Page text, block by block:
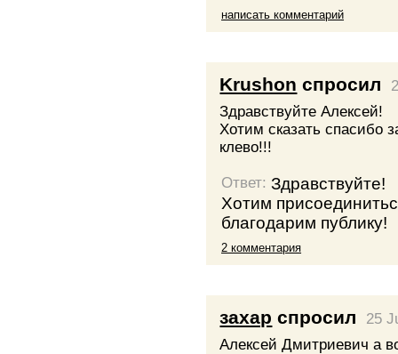
написать комментарий
Krushon спросил
Здравствуйте Алексей!
Хотим сказать спасибо
клево!!!
Ответ:Здравствуйте!
Хотим
благодарим публику!
2 комментария
захар спросил
25
Алексей Дмитриевич а